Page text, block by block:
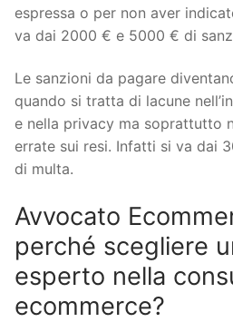
espressa o per non aver
va dai 2000 € e 5000 € di
Le sanzioni da pagare
quando si tratta di lacune
e nella privacy ma soprattutto
errate sui resi. Infatti si va dai
di multa.
Avvocato
perché scegliere
esperto nella
ecommerce?